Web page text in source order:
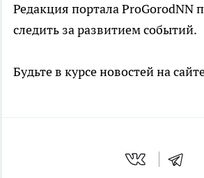
Редакция портала ProGorodNN
следить за развитием событий.
Будьте в курсе новостей на